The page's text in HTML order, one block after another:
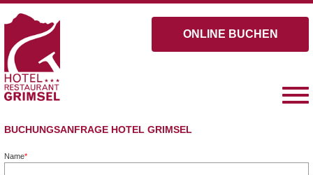
ONLINE BUCHEN
BUCHUNGSANFRAGE HOTEL GRIMSEL
Name*